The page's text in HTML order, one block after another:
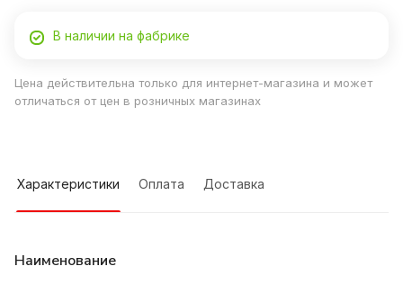
В наличии на фабрике
Цена действительна только для интернет-магазина и может
отличаться от цен в розничных магазинах
Характеристики Оплата Доставка
Наименование